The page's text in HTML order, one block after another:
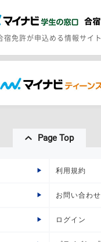
宿免許が申込める情報サイト
Page Top
利用規約
お問い合わせ
ログイン